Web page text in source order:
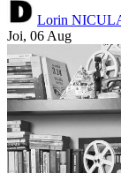
Lorin
Joi, 06 Aug